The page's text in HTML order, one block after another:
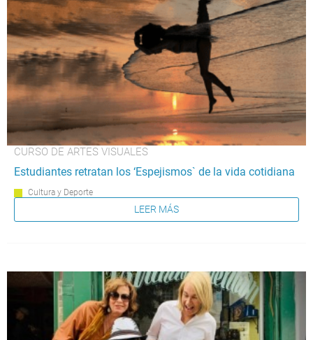
CURSO DE ARTES VISUALES
Estudiantes retratan los ‘Espejismos` de la vida cotidiana
Cultura y Deporte
LEER MÁS